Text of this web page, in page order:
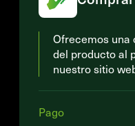
Ofrecemos una
del producto al
nuestro sitio
Pago